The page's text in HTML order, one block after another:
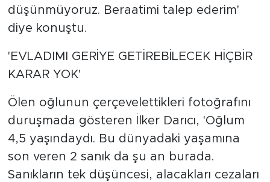
düşünmüyoruz. Beraatimi talep ederim'
diye konuştu.
'EVLADIMI GERİYE GETİREBİLECEK HİÇBİR
KARAR YOK'
Ölen oğlunun çerçevelettikleri fotoğrafını
duruşmada gösteren İlker Darıcı, 'Oğlum
4,5 yaşındaydı. Bu dünyadaki yaşamına
son veren 2 sanık da şu an burada.
Sanıkların tek düşüncesi, alacakları cezaları